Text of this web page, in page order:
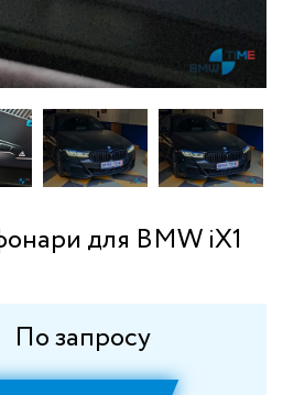
для BMW iX1
По запросу